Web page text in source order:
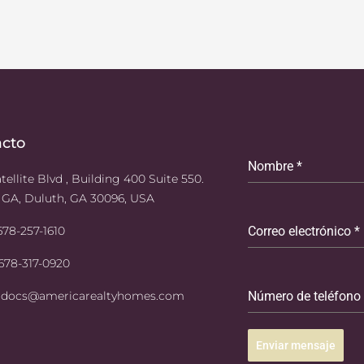
Blvd , Building 400 Suite 550.
Duluth, GA 30096, USA
257-1610
317-0920
Nombre *
Correo electrónico *
Número de teléfono
Enviar mensaje